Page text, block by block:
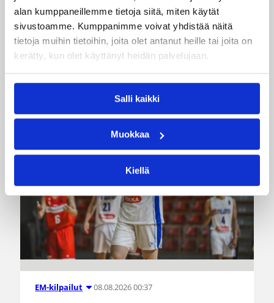
alan kumppaneillemme tietoja siitä, miten käytät
sivustoamme. Kumppanimme voivat yhdistää näitä
tietoja muihin tietoihin, joita olet antanut heille tai joita on
kerätty, kun olet käyttänyt heidän palvelujaan.
Salli kaikki
Muokkaa
Kiellä
Katso myös
EM-kilpailut 08.08.2026 00:37